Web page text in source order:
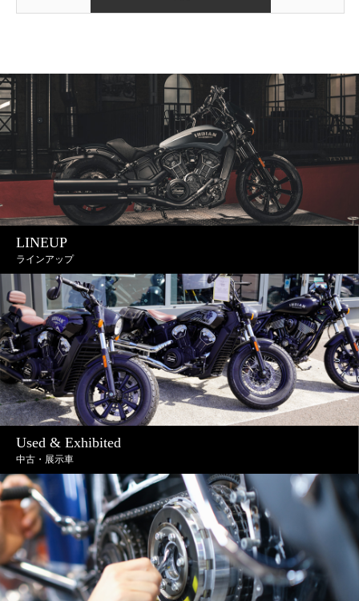
LINEUP
ラインアップ
Used & Exhibited
中古・展示車